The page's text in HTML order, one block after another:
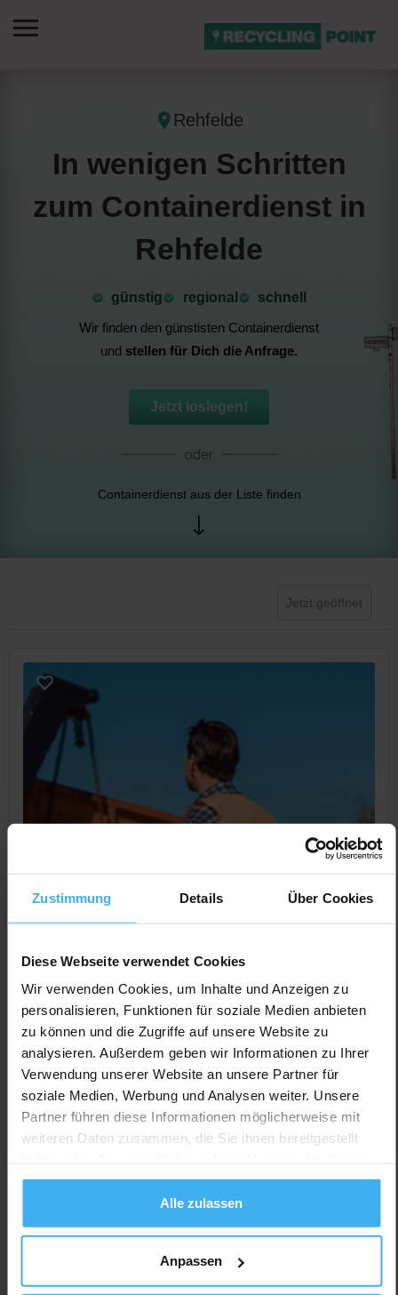
Zustimmung Details Über Cookies
Diese Webseite verwendet Cookies
Wir verwenden Cookies, um Inhalte und Anzeigen zu
personalisieren, Funktionen für soziale Medien anbieten
zu können und die Zugriffe auf unsere Website zu
analysieren. Außerdem geben wir Informationen zu Ihrer
Verwendung unserer Website an unsere Partner für
soziale Medien, Werbung und Analysen weiter. Unsere
Partner führen diese Informationen möglicherweise mit
weiteren Daten zusammen, die Sie ihnen bereitgestellt
gesammelt haben.
Alle zulassen
Anpassen
Rehfelde
In wenigen Schritten
zum Containerdienst in
Rehfelde
günstig ⁠regional
schnell
Wir finden den günstisten Containerdienst
und stellen für Dich die Anfrage.
Jetzt loslegen!
Containerdienst aus der Liste finden
Jetzt geöffnet
CONTAINERDIENST Geschlossen
Opitz Containerdienst GmbH
Noch keine Bewertung
Lindenstr. 1D, 15345 Rehfelde, Deutschland
Jetzt Anrufen